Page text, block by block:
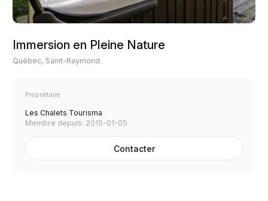
Immersion en Pleine Nature
Québec, Saint-Raymond
Propriétaire
Les Chalets Tourisma
Membre depuis: 2015-01-05
Contacter